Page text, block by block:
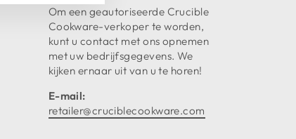
Om een geautoriseerde Crucible
Cookware-verkoper te worden,
kunt u contact met ons opnemen
met uw bedrijfsgegevens. We
kijken ernaar uit van u te horen!
E-mail:
retailer@cruciblecookware.com